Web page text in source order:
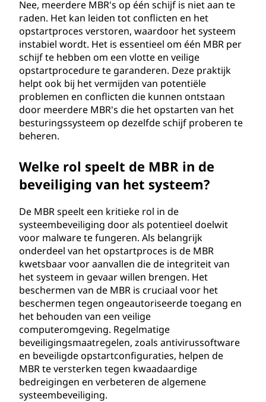
Nee, meerdere MBR's op één schijf is niet aan te
raden. Het kan leiden tot conflicten en het
opstartproces verstoren, waardoor het systeem
instabiel wordt. Het is essentieel om één MBR per
schijf te hebben om een vlotte en veilige
opstartprocedure te garanderen. Deze praktijk
helpt ook bij het vermijden van potentiële
problemen en conflicten die kunnen ontstaan
door meerdere MBR's die het opstarten van het
besturingssysteem op dezelfde schijf proberen te
beheren.
Welke rol speelt de MBR in de
beveiliging van het systeem?
De MBR speelt een kritieke rol in de
systeembeveiliging door als potentieel doelwit
voor malware te fungeren. Als belangrijk
onderdeel van het opstartproces is de MBR
kwetsbaar voor aanvallen die de integriteit van
het systeem in gevaar willen brengen. Het
beschermen van de MBR is cruciaal voor het
beschermen tegen ongeautoriseerde toegang en
het behouden van een veilige
computeromgeving. Regelmatige
beveiligingsmaatregelen, zoals antivirussoftware
en beveiligde opstartconfiguraties, helpen de
MBR te versterken tegen kwaadaardige
bedreigingen en verbeteren de algemene
systeembeveiliging.